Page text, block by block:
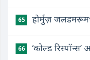
65 होर्मुज़
66 ‘कोल्ड